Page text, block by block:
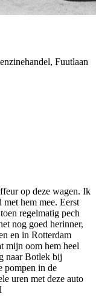
Fuutlaan
op deze wagen. Ik
hem mee. Eerst
regelmatig pech
nog goed herinner,
en in Rotterdam
mijn oom hem heel
naar Botlek bij
pompen in de
uren met deze auto